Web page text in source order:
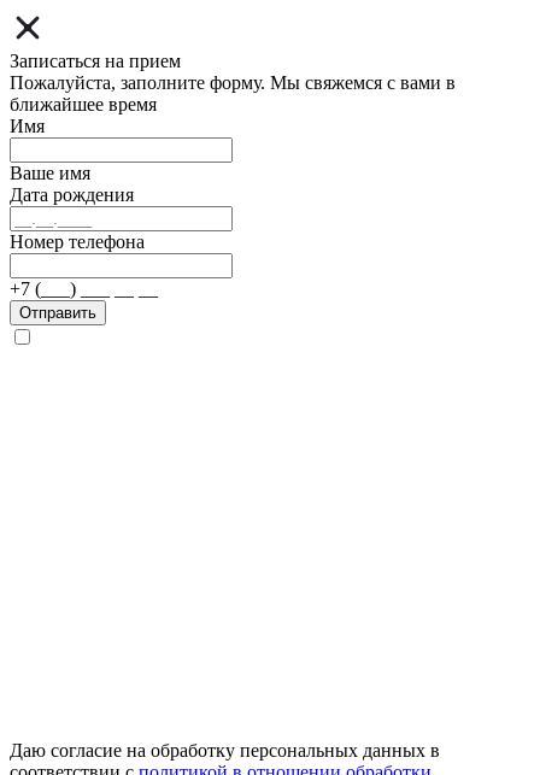
Записаться на прием
Пожалуйста, заполните форму. Мы свяжемся с вами в
ближайшее время
Имя
Ваше имя
Дата рождения
Номер телефона
+7 (___) ___ __ __
Отправить
Даю согласие на обработку персональных данных в